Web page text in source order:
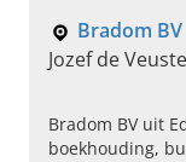
Bradom BV
Jozef de
Bradom BV uit
boekhouding,